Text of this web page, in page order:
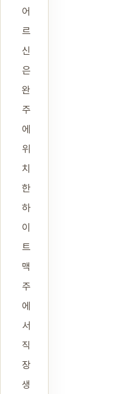
어
르
신
은
완
주
에
위
치
한
하
이
트
맥
주
에
서
직
장
생